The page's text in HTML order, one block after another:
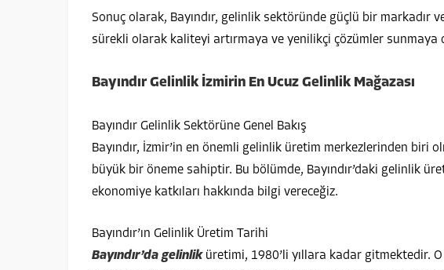
Sonuç olarak, Bayındır, gelinlik sektöründe güçlü bir
sürekli olarak kaliteyi artırmaya ve yenilikçi çözümler sunmaya
Bayındır Gelinlik İzmirin En Ucuz Gelinlik Mağazası
Bayındır Gelinlik Sektörüne Genel Bakış
Bayındır, İzmir’in en önemli gelinlik üretim merkezlerinden biri
büyük bir öneme sahiptir. Bu bölümde, Bayındır’daki gelinlik
ekonomiye katkıları hakkında bilgi vereceğiz.
Bayındır’ın Gelinlik Üretim Tarihi
Bayındır’da gelinlik üretimi, 1980’li yıllara kadar gitmektedir.